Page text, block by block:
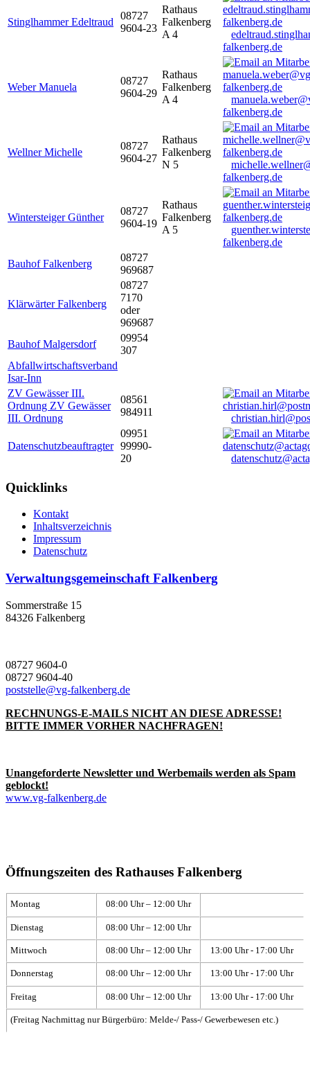
Stinglhammer Edeltraud
08727
9604-23
Rathaus
Falkenberg
A 4
falkenberg.de
Weber Manuela
08727
9604-29
Rathaus
Falkenberg
A 4
falkenberg.de
Wellner Michelle
08727
9604-27
Rathaus
Falkenberg
N 5
falkenberg.de
Wintersteiger Günther
08727
9604-19
Rathaus
Falkenberg
A 5
falkenberg.de
Bauhof Falkenberg
08727
969687
Klärwärter Falkenberg
08727
7170
oder
969687
Bauhof Malgersdorf
09954
307
Abfallwirtschaftsverband
Isar-Inn
ZV Gewässer III.
Ordnung ZV Gewässer
III. Ordnung
08561
984911
Datenschutzbeauftragter
09951
99990-
20
Quicklinks
Kontakt
Inhaltsverzeichnis
Impressum
Datenschutz
Verwaltungsgemeinschaft Falkenberg
Sommerstraße 15
84326 Falkenberg
08727 9604-0
08727 9604-40
poststelle@vg-falkenberg.de
RECHNUNGS-E-MAILS NICHT AN DIESE ADRESSE!
BITTE IMMER VORHER NACHFRAGEN!
Unangeforderte Newsletter und Werbemails werden als Spam
geblockt!
www.vg-falkenberg.de
Öffnungszeiten des Rathauses Falkenberg
Montag 08:00 Uhr – 12:00 Uhr
Dienstag 08:00 Uhr – 12:00 Uhr
Mittwoch 08:00 Uhr – 12:00 Uhr 13:00 Uhr - 17:00 Uhr
Donnerstag 08:00 Uhr – 12:00 Uhr 13:00 Uhr - 17:00 Uhr
Freitag 08:00 Uhr – 12:00 Uhr 13:00 Uhr - 17:00 Uhr
(Freitag Nachmittag nur Bürgerbüro: Melde-/ Pass-/ Gewerbewesen etc.)